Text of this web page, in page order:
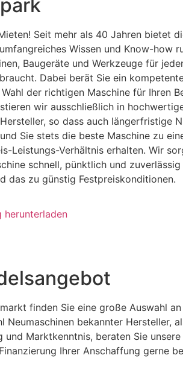
Seit mehr als 40 Jahren bietet
Wissen und Know-how
Baugeräte und Werkzeuge für
Dabei berät Sie ein
der richtigen Maschine für Ihren
wir ausschließlich in
so dass auch längerfristige
Sie stets die beste Maschine zu
Leistungs-Verhältnis erhalten. Wir
schnell, pünktlich und
das zu günstig Festpreiskonditionen.
herunterladen
finden Sie eine große Auswahl
Neumaschinen bekannter Hersteller,
und Marktkenntnis, beraten Sie
Ihrer Anschaffung gerne